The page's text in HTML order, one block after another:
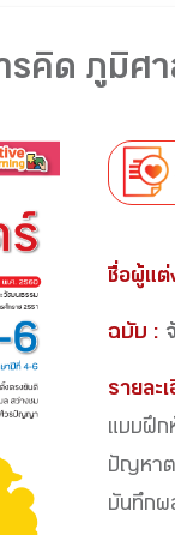
รคิด ภูมิศ
ชื่อผู้แต่
ฉบับ :
รายละ
แบบฝึก
ปัญหาต
บันทึกผ